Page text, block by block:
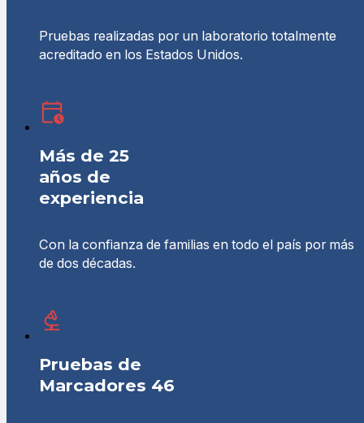
Pruebas realizadas por un laboratorio totalmente
acreditado en los Estados Unidos.
Más de 25
años de
experiencia
Con la confianza de familias en todo el país por más
de dos décadas.
Pruebas de
Marcadores 46